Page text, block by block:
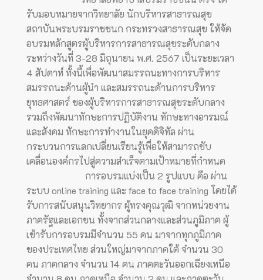
รับมอบหมายจากวิทยาลัย นักบริหารสาธารณสุข
สถาบันพระบรมราชชนก กระทรวงสาธารณสุข ให้จัด
อบรมหลักสูตรผู้บริหารการสาธารณสุขระดับกลาง
ระหว่างวันที่ 3-28 มิถุนายน พ.ศ. 2567 เป็นระยะเวลา
4 สัปดาห์ ทั้งนี้เพื่อพัฒนาสมรรถนะทางการบริหาร
สมรรถนะด้านผู้นำ และสมรรถนะด้านการบริหาร
ยุทธศาสตร์ ของผู้บริหารการสาธารณสุขระดับกลาง
รวมถึงพัฒนาทักษะการปฏิบัติงาน ทักษะทางอารมณ์
และสังคม ทักษะการทำงานในยุคดิจิทัล ผ่าน
กระบวนการแลกเปลี่ยนเรียนรู้เพื่อให้สามารถขับ
เคลื่อนองค์กรไปสู่ความสำเร็จตามเป้าหมายที่กำหนด
การอบรมแบ่งเป็น 2 รูปแบบ คือ ผ่าน
ระบบ online training และ face to face training โดยได้
รับการสนับสนุนวิทยากร ผู้ทรงคุณวุฒิ จากหน่วยงาน
ภาครัฐและเอกชน ทั้งจากส่วนกลางและส่วนภูมิภาค ผู้
เข้ารับการอบรมมีจำนวน 55 คน มาจากทุกภูมิภาค
ของประเทศไทย ส่วนใหญ่มาจากภาคใต้ จำนวน 30
คน ภาคกลาง จำนวน 14 คน ภาคตะวันออกเฉียงเหนือ